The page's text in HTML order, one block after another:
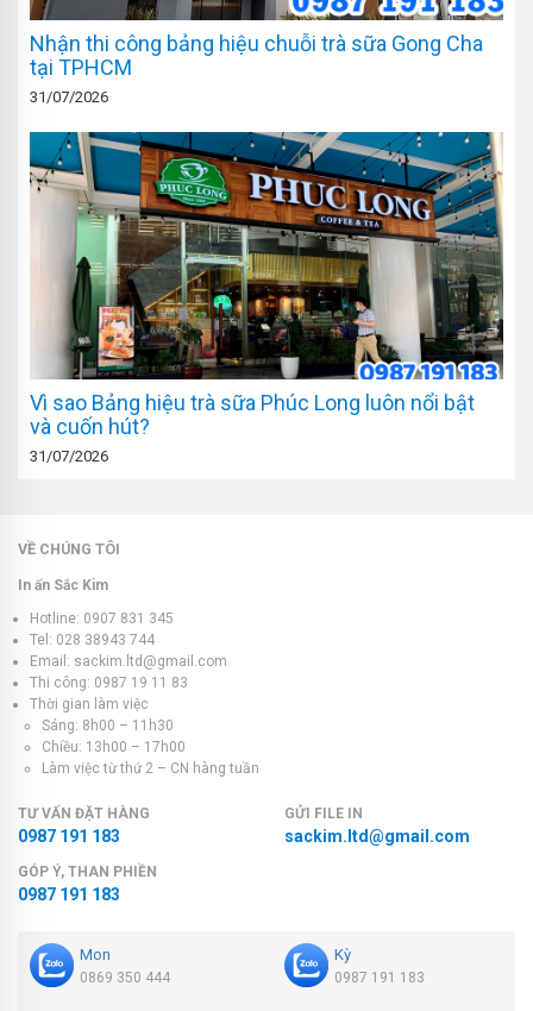
Nhận thi công bảng hiệu chuỗi trà sữa Gong Cha
tại TPHCM
31/07/2026
Vì sao Bảng hiệu trà sữa Phúc Long luôn nổi bật
và cuốn hút?
31/07/2026
VỀ CHÚNG TÔI
In ấn Sắc Kim
Hotline: 0907 831 345
Tel: 028 38943 744
Email: sackim.ltd@gmail.com
Thi công: 0987 19 11 83
Thời gian làm việc
Sáng: 8h00 – 11h30
Chiều: 13h00 – 17h00
Làm việc từ thứ 2 – CN hàng tuần
TƯ VẤN ĐẶT HÀNG
0987 191 183
GỬI FILE IN
sackim.ltd@gmail.com
GÓP Ý, THAN PHIỀN
0987 191 183
Mon
0869 350 444
Kỳ
0987 191 183